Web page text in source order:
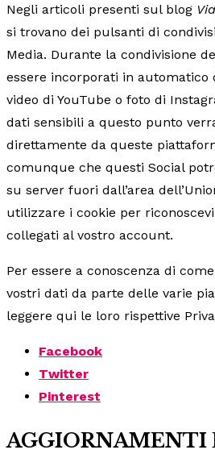
Negli articoli presenti sul blog
si trovano dei pulsanti di
Media. Durante la condivisione
essere incorporati in automatico
video di YouTube o foto di
dati sensibili a questo punto
direttamente da queste
comunque che questi Social
su server fuori dall’area
utilizzare i cookie per
collegati al vostro account.
Per essere a conoscenza di
vostri dati da parte delle varie
leggere qui le loro rispettive
Facebook
Twitter
Pinterest
AGGIORNAMENTI